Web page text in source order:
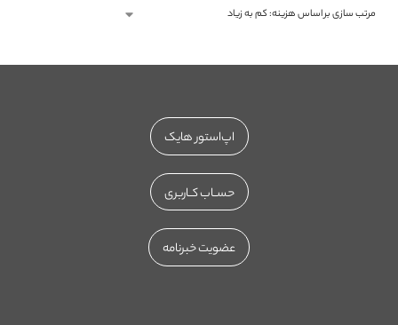
اپ‌استور هایک
حســاب کــاربری
عضویت خبرنامه